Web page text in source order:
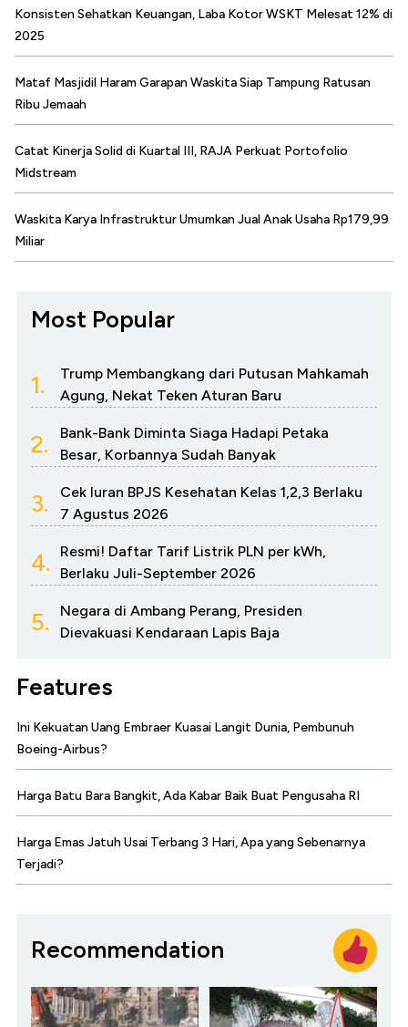
Konsisten Sehatkan Keuangan, Laba Kotor WSKT Melesat 12% di
2025
Mataf Masjidil Haram Garapan Waskita Siap Tampung Ratusan
Ribu Jemaah
Catat Kinerja Solid di Kuartal III, RAJA Perkuat Portofolio
Midstream
Waskita Karya Infrastruktur Umumkan Jual Anak Usaha Rp179,99
Miliar
Most Popular
1.
Trump Membangkang dari Putusan Mahkamah
Agung, Nekat Teken Aturan Baru
2.
Bank-Bank Diminta Siaga Hadapi Petaka
Besar, Korbannya Sudah Banyak
3.
Cek Iuran BPJS Kesehatan Kelas 1,2,3 Berlaku
7 Agustus 2026
4.
Resmi! Daftar Tarif Listrik PLN per kWh,
Berlaku Juli-September 2026
5.
Negara di Ambang Perang, Presiden
Dievakuasi Kendaraan Lapis Baja
Features
Ini Kekuatan Uang Embraer Kuasai Langit Dunia, Pembunuh
Boeing-Airbus?
Harga Batu Bara Bangkit, Ada Kabar Baik Buat Pengusaha RI
Harga Emas Jatuh Usai Terbang 3 Hari, Apa yang Sebenarnya
Terjadi?
Recommendation